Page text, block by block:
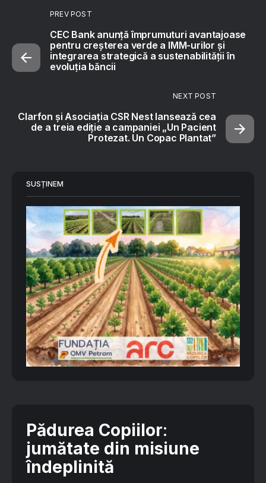
PREV POST
CEC Bank anunță împrumuturi avantajoase
pentru creșterea verde a IMM-urilor și
integrarea strategică a sustenabilității în
evoluția băncii
NEXT POST
Clarfon și Asociația CSR Nest lansează cea
de a treia ediție a campaniei „Un Pacient
Protezat. Un Copac Plantat”
SUSȚINEM
Pădurea Copiilor:
jumătate din misiune
îndeplinită